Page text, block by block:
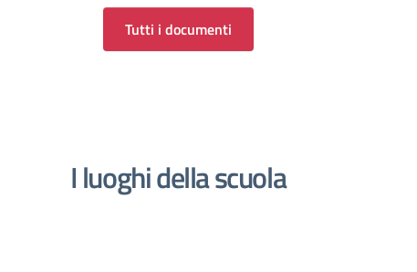
Tutti i documenti
I luoghi della scuola